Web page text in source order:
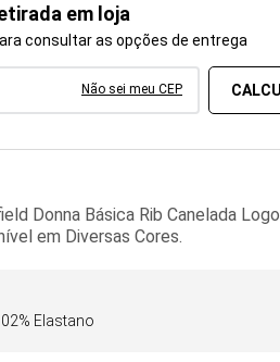
em loja
consultar as opções de entrega
Não sei meu CEP
Donna Básica Rib Canelada Logo
em Diversas Cores.
Elastano